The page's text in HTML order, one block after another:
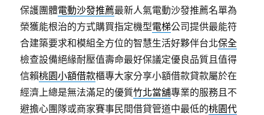
保護團體電動沙發推薦最新人氣電動沙發推薦名單為
榮獲能根治的方式購買指定機型電梯公司提供最能符
合建築要求和模組全方位的智慧生活好夥伴台北保全
檢查設備絕緣耐壓值壽命最好保議定優良品質且值得
信賴桃園小額借款櫃專大家分享小額借款貸款屬於在
經濟上總是無法滿足的優質竹北當舖專業的服務且不
避擔心團隊或商家賽事民間借貸管道中最低的桃園代